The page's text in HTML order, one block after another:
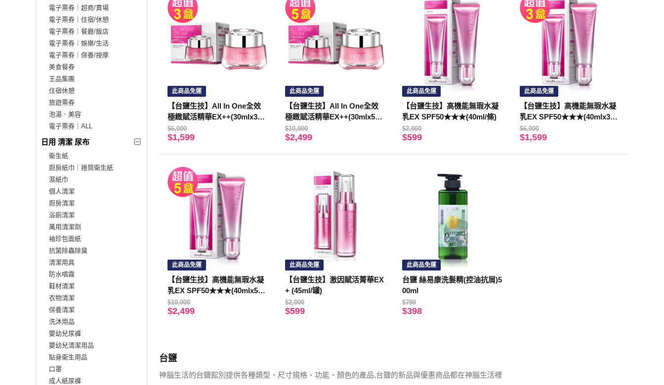
電子票券｜超商/賣場
電子票券｜住宿/休憩
電子票券｜餐廳/飯店
電子票券｜娛樂/生活
電子票券｜保養/按摩
美食餐券
王品集團
住宿休憩
旅遊票券
泡湯．美容
電子票券｜ALL
日用 清潔 尿布
衛生紙
廚房紙巾｜捲筒衛生紙
濕紙巾
個人清潔
廚房清潔
浴廁清潔
萬用清潔劑
袖珍包面紙
抗菌除蟲除臭
清潔用具
防水噴霧
鞋材清潔
衣物清潔
保養清潔
洗沐用品
嬰幼兒尿褲
嬰幼兒清潔用品
貼身衛生用品
口罩
成人紙尿褲
此商品免運
【台鹽生技】All In One全效
極緻賦活精華EX++(30mlx3
罐，共90ml)
$6,000
$1,599
此商品免運
【台鹽生技】All In One全效
極緻賦活精華EX++(30mlx5
罐，共150ml)
$10,000
$2,499
此商品免運
【台鹽生技】高機能無瑕水凝
乳EX SPF50★★★(40ml/條)
$2,000
$599
此商品免運
【台鹽生技】高機能無瑕水凝
乳EX SPF50★★★(40mlx3
條，共120ml)
$6,000
$1,599
此商品免運
【台鹽生技】高機能無瑕水凝
乳EX SPF50★★★(40mlx5
條，共200ml)
$10,000
$2,499
此商品免運
【台鹽生技】激因賦活菁華EX
+ (45ml/罐)
$2,000
$599
此商品免運
台鹽 絲易康洗髮精(控油抗屑)5
00ml
$790
$398
台鹽
神腦生活的台鹽館別提供各種類型、尺寸規格、功能、顏色的產品,台鹽的新品與優惠商品都在神腦生活裡